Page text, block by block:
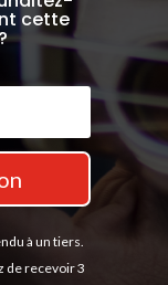
cette
à un tiers.
de recevoir 3